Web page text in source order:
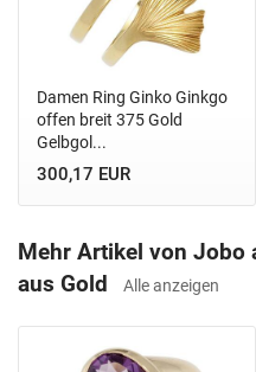
Damen Ring Ginko Ginkgo
offen breit 375 Gold
Gelbgol...
300,17 EUR
Mehr Artikel von Jobo
aus Gold
Alle anzeigen